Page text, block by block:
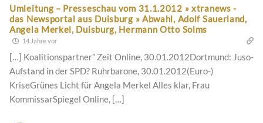
Umleitung – Presseschau vom 31.1.2012 » xtranews -
das Newsportal aus Duisburg » Abwahl, Adolf Sauerland,
Angela Merkel, Duisburg, Hermann Otto Solms
14 Jahre vor
[…] Koalitionspartner” Zeit Online, 30.01.2012Dortmund: Juso-
Aufstand in der SPD? Ruhrbarone, 30.01.2012(Euro-)
KriseGrünes Licht für Angela Merkel Alles klar, Frau
KommissarSpiegel Online, […]